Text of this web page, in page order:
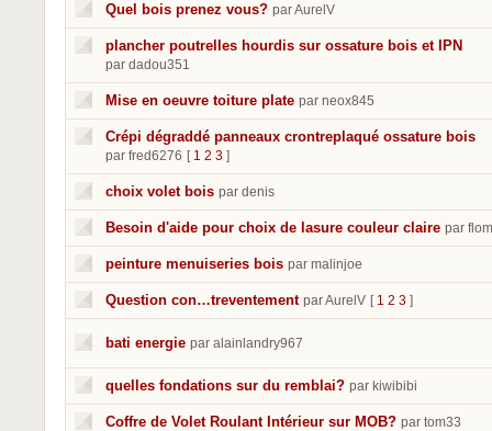
Quel bois prenez vous? par AurelV
plancher poutrelles hourdis sur ossature bois et IPN
par dadou351
Mise en oeuvre toiture plate par neox845
Crépi dégraddé panneaux crontreplaqué ossature bois
par fred6276 [ 1 2 3 ]
choix volet bois par denis
Besoin d'aide pour choix de lasure couleur claire par
peinture menuiseries bois par malinjoe
Question con…treventement par AurelV [ 1 2 3 ]
bati energie par alainlandry967
quelles fondations sur du remblai? par kiwibibi
Coffre de Volet Roulant Intérieur sur MOB? par tom33